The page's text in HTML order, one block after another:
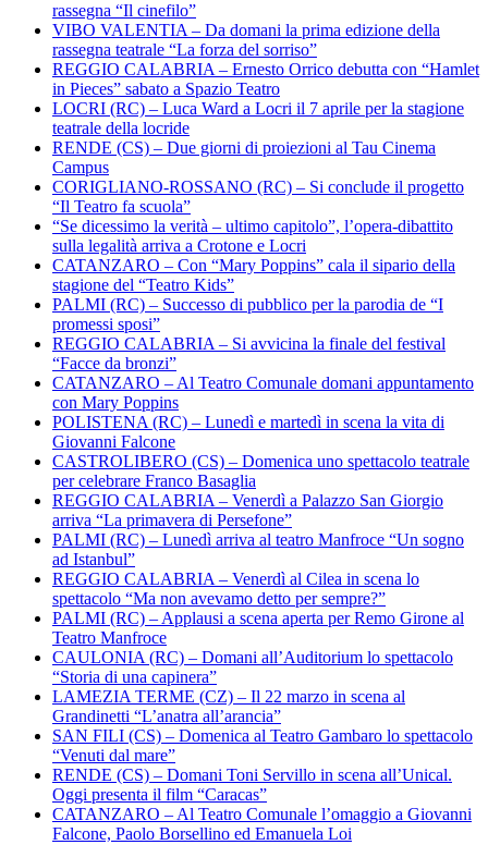
rassegna “Il cinefilo”
VIBO VALENTIA – Da domani la prima edizione della
rassegna teatrale “La forza del sorriso”
REGGIO CALABRIA – Ernesto Orrico debutta con “Hamlet
in Pieces” sabato a Spazio Teatro
LOCRI (RC) – Luca Ward a Locri il 7 aprile per la stagione
teatrale della locride
RENDE (CS) – Due giorni di proiezioni al Tau Cinema
Campus
CORIGLIANO-ROSSANO (RC) – Si conclude il progetto
“Il Teatro fa scuola”
“Se dicessimo la verità – ultimo capitolo”, l’opera-dibattito
sulla legalità arriva a Crotone e Locri
CATANZARO – Con “Mary Poppins” cala il sipario della
stagione del “Teatro Kids”
PALMI (RC) – Successo di pubblico per la parodia de “I
promessi sposi”
REGGIO CALABRIA – Si avvicina la finale del festival
“Facce da bronzi”
CATANZARO – Al Teatro Comunale domani appuntamento
con Mary Poppins
POLISTENA (RC) – Lunedì e martedì in scena la vita di
Giovanni Falcone
CASTROLIBERO (CS) – Domenica uno spettacolo teatrale
per celebrare Franco Basaglia
REGGIO CALABRIA – Venerdì a Palazzo San Giorgio
arriva “La primavera di Persefone”
PALMI (RC) – Lunedì arriva al teatro Manfroce “Un sogno
ad Istanbul”
REGGIO CALABRIA – Venerdì al Cilea in scena lo
spettacolo “Ma non avevamo detto per sempre?”
PALMI (RC) – Applausi a scena aperta per Remo Girone al
Teatro Manfroce
CAULONIA (RC) – Domani all’Auditorium lo spettacolo
“Storia di una capinera”
LAMEZIA TERME (CZ) – Il 22 marzo in scena al
Grandinetti “L’anatra all’arancia”
SAN FILI (CS) – Domenica al Teatro Gambaro lo spettacolo
“Venuti dal mare”
RENDE (CS) – Domani Toni Servillo in scena all’Unical.
Oggi presenta il film “Caracas”
CATANZARO – Al Teatro Comunale l’omaggio a Giovanni
Falcone, Paolo Borsellino ed Emanuela Loi